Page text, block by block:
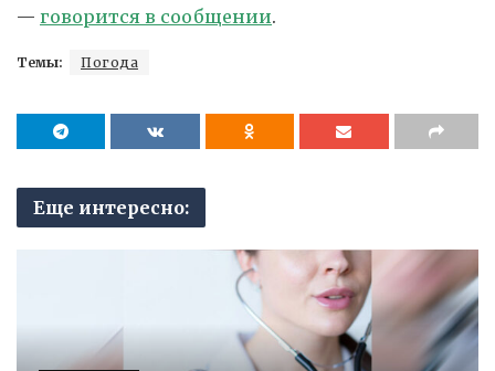
— говорится в сообщении.
Темы: Погода
Еще интересно: